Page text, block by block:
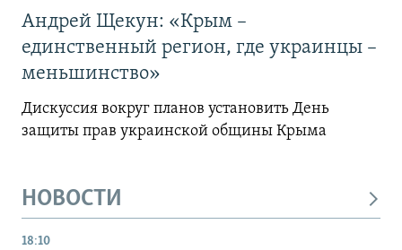
Андрей Щекун: «Крым –
единственный регион, где украинцы –
меньшинство»
Дискуссия вокруг планов установить День
защиты прав украинской общины Крыма
НОВОСТИ
18:10